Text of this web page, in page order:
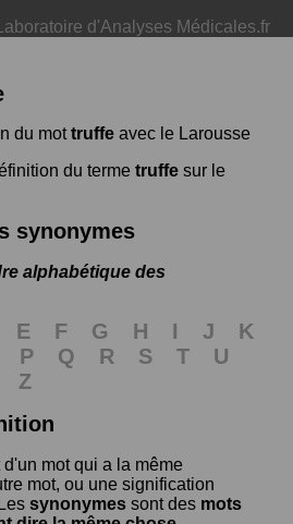
Laboratoire d'Analyses Médicales.fr
du mottruffe avec le Larousse
du terme truffe sur le
synonymes
alphabétique des
E F G H I J
K
P Q R S T
U
Z
d'un mot qui a la même
mot, ou une signification
synonymes sont des mots